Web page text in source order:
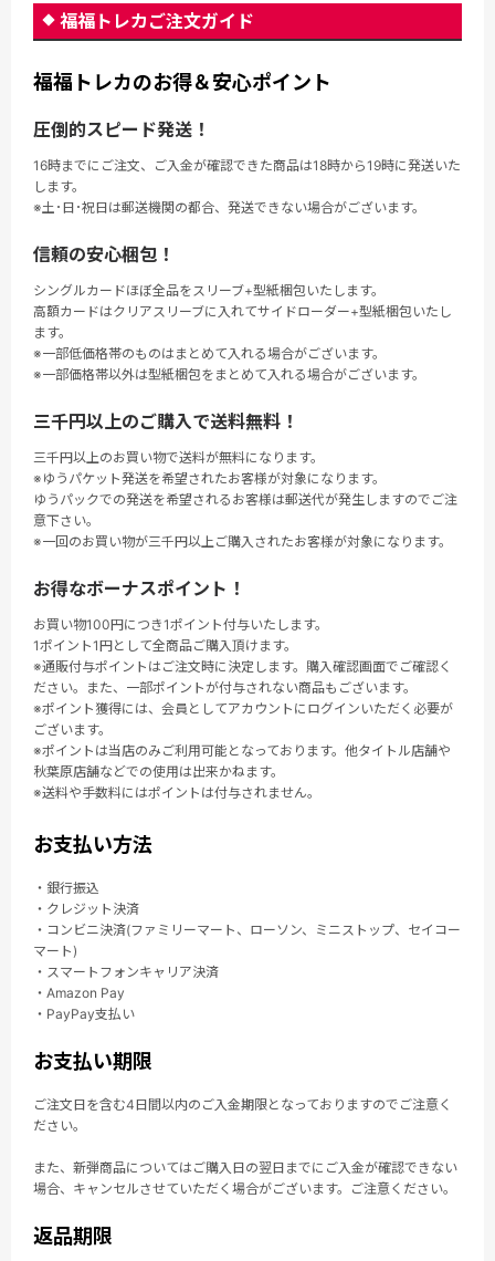
福福トレカご注文ガイド
福福トレカのお得＆安心ポイント
圧倒的スピード発送！
16時までにご注文、ご入金が確認できた商品は18時から19時に発送いた
します。
※土･日･祝日は郵送機関の都合、発送できない場合がございます。
信頼の安心梱包！
シングルカードほぼ全品をスリーブ+型紙梱包いたします。
高額カードはクリアスリーブに入れてサイドローダー+型紙梱包いたし
ます。
※一部低価格帯のものはまとめて入れる場合がございます。
※一部価格帯以外は型紙梱包をまとめて入れる場合がございます。
三千円以上のご購入で送料無料！
三千円以上のお買い物で送料が無料になります。
※ゆうパケット発送を希望されたお客様が対象になります。
ゆうパックでの発送を希望されるお客様は郵送代が発生しますのでご注
意下さい。
※一回のお買い物が三千円以上ご購入されたお客様が対象になります。
お得なボーナスポイント！
お買い物100円につき1ポイント付与いたします。
1ポイント1円として全商品ご購入頂けます。
※通販付与ポイントはご注文時に決定します。購入確認画面でご確認く
ださい。また、一部ポイントが付与されない商品もございます。
※ポイント獲得には、会員としてアカウントにログインいただく必要が
ございます。
※ポイントは当店のみご利用可能となっております。他タイトル店舗や
秋葉原店舗などでの使用は出来かねます。
※送料や手数料にはポイントは付与されません。
お支払い方法
・銀行振込
・クレジット決済
・コンビニ決済(ファミリーマート、ローソン、ミニストップ、セイコー
マート)
・スマートフォンキャリア決済
・Amazon Pay
・PayPay支払い
お支払い期限
ご注文日を含む4日間以内のご入金期限となっておりますのでご注意く
ださい。
また、新弾商品についてはご購入日の翌日までにご入金が確認できない
場合、キャンセルさせていただく場合がございます。ご注意ください。
返品期限